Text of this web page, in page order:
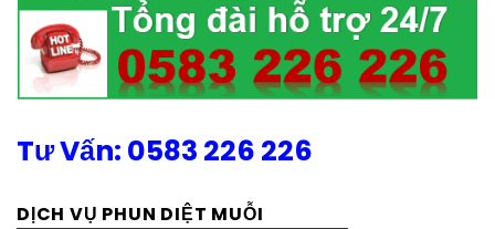
Tư Vấn: 0583 226 226
DỊCH VỤ PHUN DIỆT MUỖI